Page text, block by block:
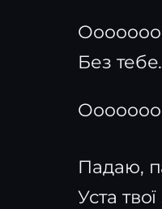
Ооооооо
Без
Ооооооо
Падаю,
Уста